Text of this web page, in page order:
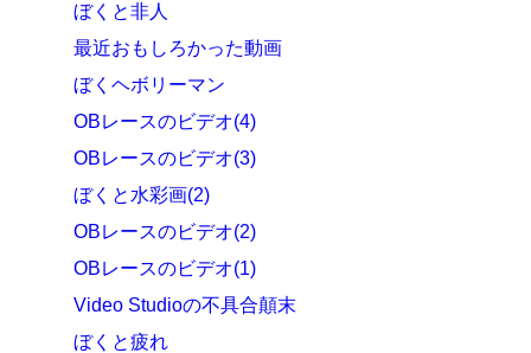
ぼくと非人
最近おもしろかった動画
ぼくヘボリーマン
OBレースのビデオ(4)
OBレースのビデオ(3)
ぼくと水彩画(2)
OBレースのビデオ(2)
OBレースのビデオ(1)
Video Studioの不具合顛末
ぼくと疲れ